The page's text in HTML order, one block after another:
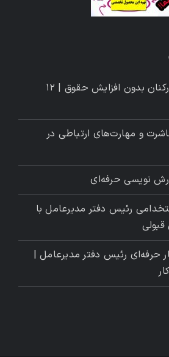
راز افزایش انگیزه کارکنان بدون افزایش حقوق | ۱۲
و مهارت‌های ارتباطی در
رئیس دفتر مدیرعامل با
حرفه‌ای رئیس دفتر مدیرعامل |